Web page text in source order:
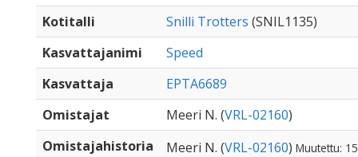
Kotitalli
Snilli Trotters (SNIL1135)
Kasvattajanimi
Speed
Kasvattaja
EPTA6689
Omistajat
Meeri N. (VRL-02160)
Omistajahistoria
Meeri N. (VRL-02160) Muutettu: